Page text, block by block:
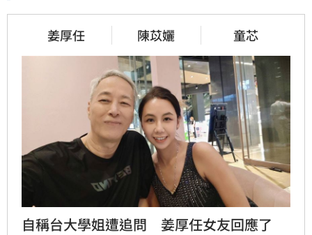
姜厚任 陳苡孋 童芯
自稱台大學姐遭追問　姜厚任女友回應了